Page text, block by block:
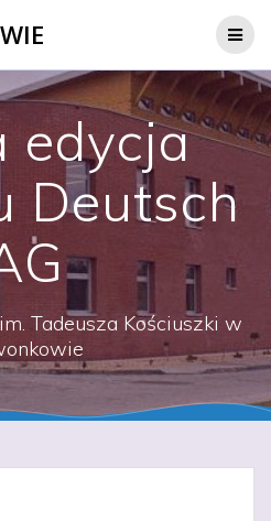
do
edycja
Deutsch
Tadeusza Kościuszki w